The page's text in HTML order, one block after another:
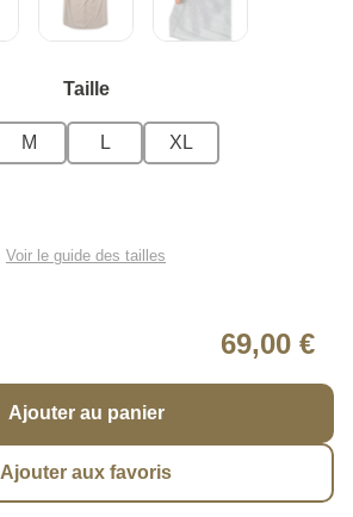
Taille
M L XL
Voir le guide des tailles
69,00 €
Ajouter au panier
Ajouter aux favoris